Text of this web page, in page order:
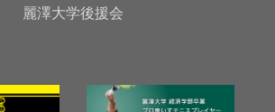
麗澤大学後援会